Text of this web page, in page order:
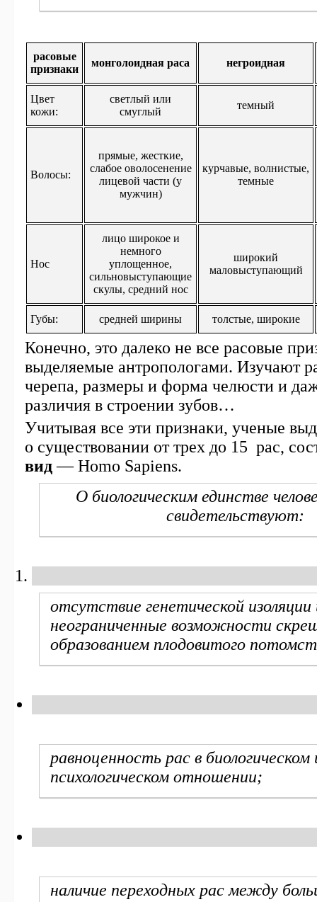
расовые
признаки
монголоидная раса негроидная
Цвет
кожи:
светлый или
смуглый
темный
Волосы:
прямые, жесткие,
слабое оволосенение
лицевой части (у
мужчин)
курчавые, волнистые,
темные
Нос
лицо широкое и
немного
уплощенное,
сильновыступающие
скулы, средний нос
широкий
маловыступающий
Губы: средней ширины толстые, широкие
Конечно, это далеко не все расовые
выделяемые антропологами. Изучают
черепа, размеры и форма челюсти и
различия в строении зубов…
Учитывая все эти признаки, ученые
о существовании от трех до 15 рас,
вид— Homo Sapiens.
О биологическим единстве
свидетельствуют:
отсутствие генетической изоляции
неограниченные возможности
образованием плодовитого
равноценность рас в биологическом
психологическом отношении;
наличие переходных рас между